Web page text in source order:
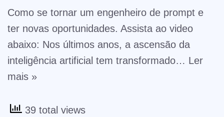
Como se tornar um engenheiro de prompt e
ter novas oportunidades. Assista ao video
abaixo: Nos últimos anos, a ascensão da
inteligência artificial tem transformado… Ler
mais »
39 total views